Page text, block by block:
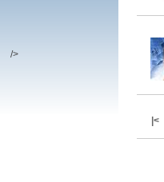
|<
/>